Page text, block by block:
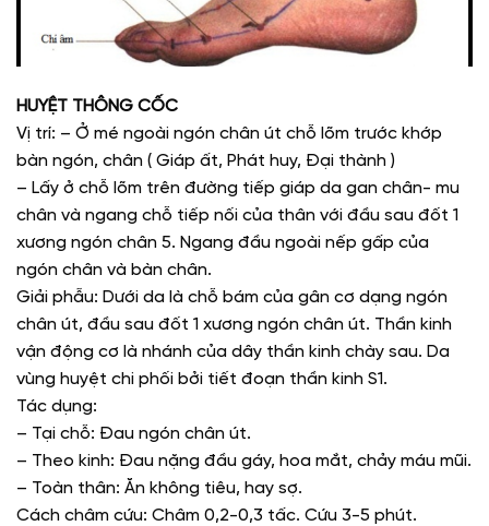
HUYỆT THÔNG CỐC
Vị trí: – Ở mé ngoài ngón chân út chỗ lõm trước khớp
bàn ngón, chân ( Giáp ất, Phát huy, Đại thành )
– Lấy ở chỗ lõm trên đường tiếp giáp da gan chân- mu
chân và ngang chỗ tiếp nối của thân với đầu sau đốt 1
xương ngón chân 5. Ngang đầu ngoài nếp gấp của
ngón chân và bàn chân.
Giải phẫu: Dưới da là chỗ bám của gân cơ dạng ngón
chân út, đầu sau đốt 1 xương ngón chân út. Thần kinh
vận động cơ là nhánh của dây thần kinh chày sau. Da
vùng huyệt chi phối bởi tiết đoạn thần kinh S1.
Tác dụng:
– Tại chỗ: Đau ngón chân út.
– Theo kinh: Đau nặng đầu gáy, hoa mắt, chảy máu mũi.
– Toàn thân: Ăn không tiêu, hay sợ.
Cách châm cứu: Châm 0,2-0,3 tấc. Cứu 3-5 phút.